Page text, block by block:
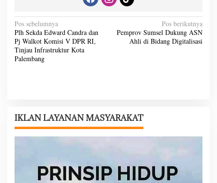
N
a
v
i
i
p
Pos sebelumnya
Plh Sekda Edward Candra dan
Pj Walkot Komisi V DPR RI,
Tinjau Infrastruktur Kota
Palembang
Pos berikutnya
Pemprov Sumsel Dukung ASN
Ahli di Bidang Digitalisasi
IKLAN LAYANAN MASYARAKAT